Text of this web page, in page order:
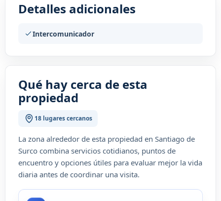
Detalles adicionales
Intercomunicador
Qué hay cerca de esta
propiedad
18 lugares cercanos
La zona alrededor de esta propiedad en Santiago de
Surco combina servicios cotidianos, puntos de
encuentro y opciones útiles para evaluar mejor la vida
diaria antes de coordinar una visita.